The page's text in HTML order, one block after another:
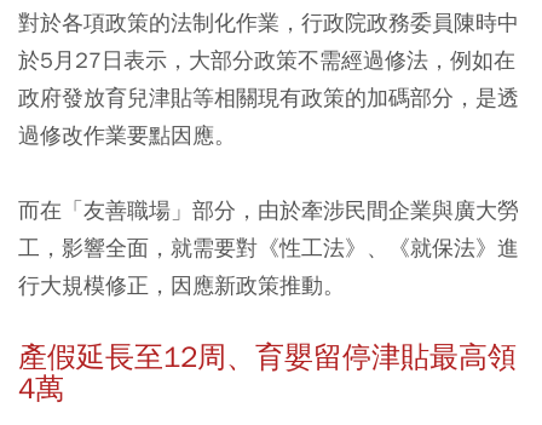
對於各項政策的法制化作業，行政院政務委員陳時中
於5月27日表示，大部分政策不需經過修法，例如在
政府發放育兒津貼等相關現有政策的加碼部分，是透
過修改作業要點因應。
而在「友善職場」部分，由於牽涉民間企業與廣大勞
工，影響全面，就需要對《性工法》、《就保法》進
行大規模修正，因應新政策推動。
產假延長至12周、育嬰留停津貼最高領
4萬